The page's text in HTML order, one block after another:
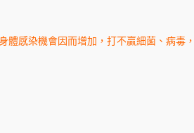
感染機會因而增加，打不贏細菌、病毒